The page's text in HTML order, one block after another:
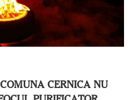
CERNICA NU